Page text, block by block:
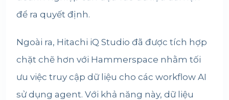
để ra quyết định.
Ngoài ra, Hitachi iQ Studio đã được tích hợp
chặt chẽ hơn với Hammerspace nhằm tối
ưu việc truy cập dữ liệu cho các workflow AI
sử dụng agent. Với khả năng này, dữ liệu